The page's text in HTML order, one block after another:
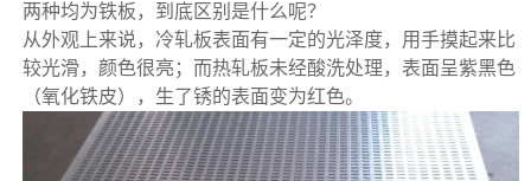
两种均为铁板，到底区别是什么呢？
从外观上来说，冷轧板表面有一定的光泽度，用手摸起来比
较光滑，颜色很亮；而热轧板未经酸洗处理，表面呈紫黑色
（氧化铁皮），生了锈的表面变为红色。